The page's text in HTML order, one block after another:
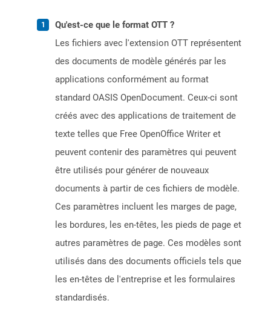
Qu'est-ce que le format OTT ?
Les fichiers avec l'extension OTT représentent
des documents de modèle générés par les
applications conformément au format
standard OASIS OpenDocument. Ceux-ci sont
créés avec des applications de traitement de
texte telles que Free OpenOffice Writer et
peuvent contenir des paramètres qui peuvent
être utilisés pour générer de nouveaux
documents à partir de ces fichiers de modèle.
Ces paramètres incluent les marges de page,
les bordures, les en-têtes, les pieds de page et
autres paramètres de page. Ces modèles sont
utilisés dans des documents officiels tels que
les en-têtes de l'entreprise et les formulaires
standardisés.